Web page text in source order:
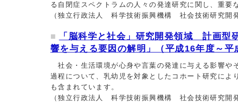
る自閉症スペクトラムの人々の発達研究に関し、重要
（独立行政法人 科学技術振興機構 社会技術研究開
「脳科学と社会」研究開発領域 計画型
響を与える要因の解明」（平成16年度～
社会・生活環境が心身や言葉の発達に与える影響や
過程について、乳幼児を対象としたコホート研究に
も含まれています。
（独立行政法人 科学技術振興機構 社会技術研究開